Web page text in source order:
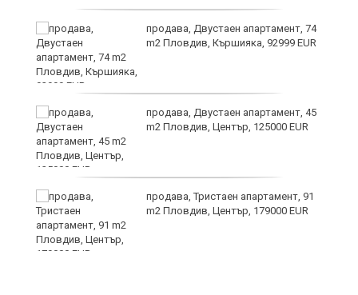
продава, Двустаен апартамент, 74
m2 Пловдив, Кършияка, 92999 EUR
продава, Двустаен апартамент, 45
m2 Пловдив, Център, 125000 EUR
продава, Тристаен апартамент, 91
m2 Пловдив, Център, 179000 EUR